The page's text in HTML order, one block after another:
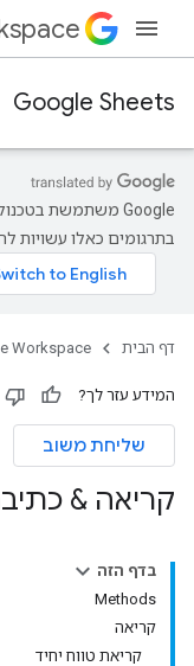
Google Sheets
בתרגומים כאלו עשויות
דף הבית Workspace
המידע עזר לך?
שליחת משוב
קריאה &
בדף הזה
Methods
קריאה
קריאת טווח יחיד